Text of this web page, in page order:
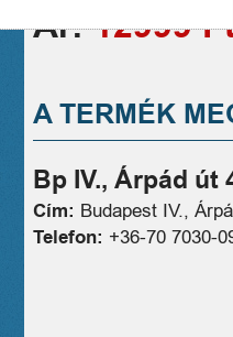
Ár:12999
A TERMÉK
Bp IV., Árpád út
Cím: Budapest IV.,
Telefon: +36-70 7030-